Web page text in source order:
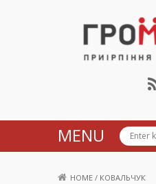
MENU
HOME / КОВАЛЬЧУК